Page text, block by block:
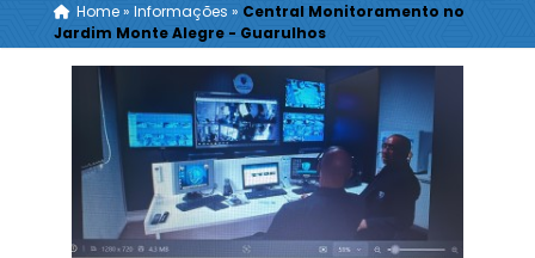
Home» Informações » Central Monitoramento no
Jardim Monte Alegre - Guarulhos